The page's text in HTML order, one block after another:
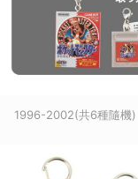
1996-2002(共6種隨機)